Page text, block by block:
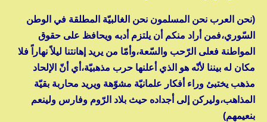
(نحن العرب نحن المسلمون نحن الغالبيّة المطلقة في الوطن
السّوري،فمن أراد منكم أن يلتزم أدبه ويحافظ على حقوق
المواطنة فعلى الرّحب والسّعة،وأمّا من يريد إهانتنا ليلاً نهاراً فلا
مكان له بيننا لأنّه هو الذي أعلنها حرب مذهبيّة،أي أنّ الإلحاد
مذهب يختبئ وراء أفكار علمانيّة مشوّهة ويريد محاربة بقيّة
المذاهب،وليركن إلى أجداده حيث بلاد الرّوم وفارس ولينعم
بنعيمهم)